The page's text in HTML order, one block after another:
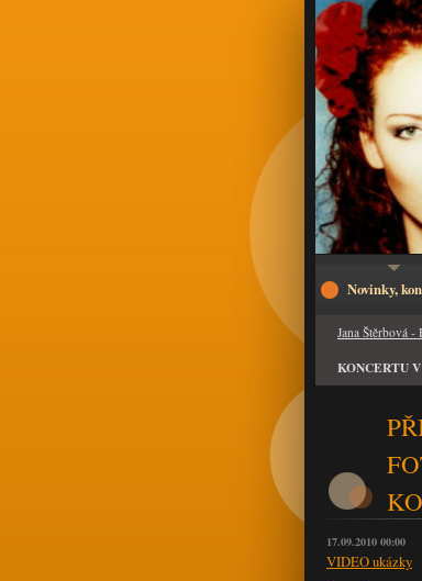
Jana Štěrbová -
KONCERTU
17.09.2010 00:00
VIDEO ukázky
Novinky,